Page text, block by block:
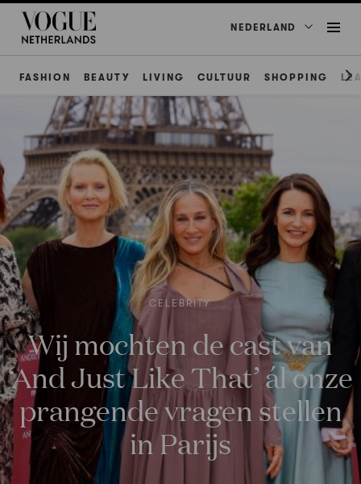
NEDERLAND
FASHION BEAUTY LIVING CULTUUR SHOPPING
CELEBRITY
Wij mochten de cast van
‘And Just Like That’ ál onze
prangende vragen stellen
in Parijs